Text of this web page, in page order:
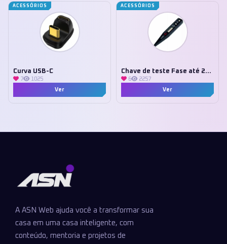
ACESSÓRIOS
Curva USB-C
7
1025
Ver
ACESSÓRIOS
Chave de teste Fase até 250v
6
2257
Ver
A ASN Web ajuda você a transformar sua
casa em uma casa inteligente, com
conteúdo, mentoria e projetos de